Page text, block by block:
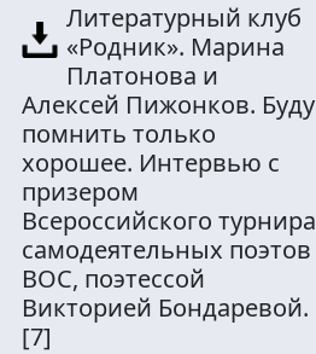
Литературный клуб
«Родник». Марина
Платонова и
Алексей Пижонков. Буду
помнить только
хорошее. Интервью с
призером
Всероссийского турнира
самодеятельных поэтов
ВОС, поэтессой
Викторией Бондаревой.
[7]